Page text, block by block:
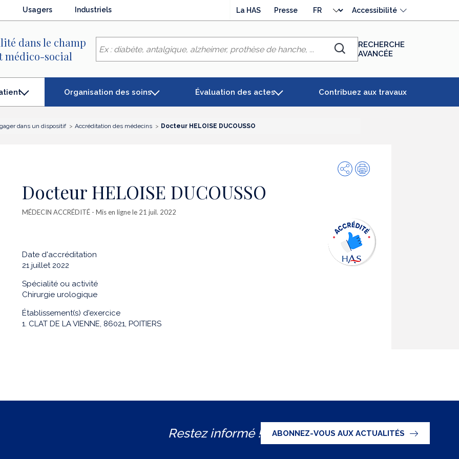
Usagers Industriels La HAS Presse
langue
Accessibilité
dans le champ
médico-social
Chercher
RECHERCHE
AVANCÉE
Organisation des soins Évaluation des actes Contribuez aux travaux
dans un dispositif Accréditation des médecins Docteur HELOISE DUCOUSSO
PartagerImpression
Docteur HELOISE DUCOUSSO
MÉDECIN ACCRÉDITÉ - Mis en ligne le 21 juil. 2022
Date d'accréditation
21 juillet 2022
Spécialité ou activité
Chirurgie urologique
Établissement(s) d'exercice
1. CLAT DE LA VIENNE, 86021, POITIERS
Restez informé ! ABONNEZ-VOUS AUX ACTUALITÉS